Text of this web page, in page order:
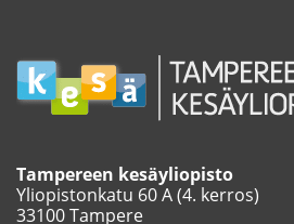
Tampereen kesäyliopisto
Yliopistonkatu 60 A (4. kerros)
33100 Tampere